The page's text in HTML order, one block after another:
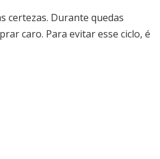
certezas. Durante quedas
caro. Para evitar esse ciclo, é